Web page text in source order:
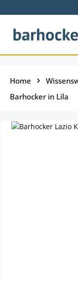
Zum Hauptinhalt
Home
Barhocker in Lila